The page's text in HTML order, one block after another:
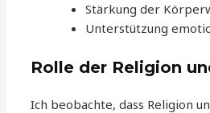
Stärkung der
Unterstützung
Rolle der Religion
Ich beobachte, dass Religion